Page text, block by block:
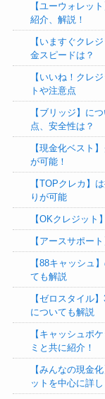
【ユーウォレッ
紹介、解説！
【いますぐクレ
金スピードは？
【いいね！クレ
トや注意点
【ブリッジ】に
点、安全性は？
【現金化ベスト
が可能！
【TOPクレカ】
りが可能
【OKクレジット
【アースサポー
【88キャッシュ
ても解説
【ゼロスタイル
についても解説
【キャッシュポ
ミと共に紹介！
【みんなの現金
ットを中心に詳